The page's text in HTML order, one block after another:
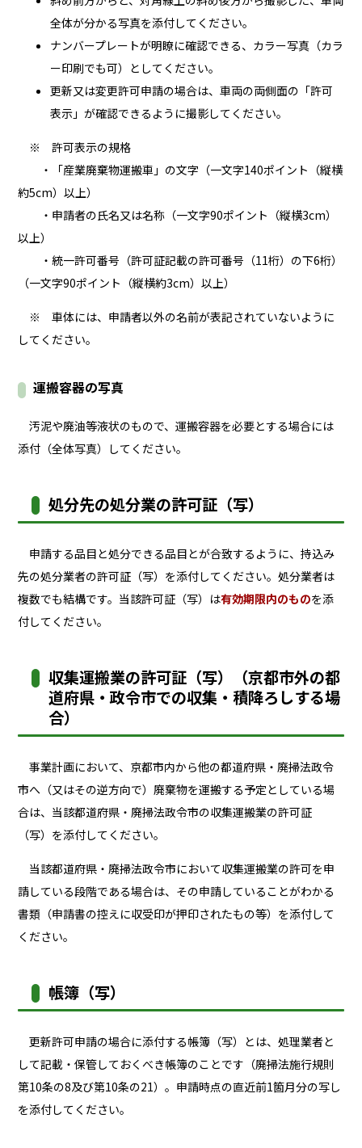
全体が分かる写真を添付してください。
ナンバープレートが明瞭に確認できる、カラー写真（カラ
ー印刷でも可）としてください。
更新又は変更許可申請の場合は、車両の両側面の「許可
表示」が確認できるように撮影してください。
※ 許可表示の規格
・「産業廃棄物運搬車」の文字（一文字140ポイント（縦横
約5cm）以上）
・申請者の氏名又は名称（一文字90ポイント（縦横3cm）
以上）
・統一許可番号（許可証記載の許可番号（11桁）の下6桁）
（一文字90ポイント（縦横約3cm）以上）
※ 車体には、申請者以外の名前が表記されていないように
してください。
運搬容器の写真
汚泥や廃油等液状のもので、運搬容器を必要とする場合には
添付（全体写真）してください。
処分先の処分業の許可証（写）
申請する品目と処分できる品目とが合致するように、持込み
先の処分業者の許可証（写）を添付してください。処分業者は
複数でも結構です。当該許可証（写）は有効期限内のものを添
付してください。
収集運搬業の許可証（写）（京都市外の都
道府県・政令市での収集・積降ろしする場
合）
事業計画において、京都市内から他の都道府県・廃掃法政令
市へ（又はその逆方向で）廃棄物を運搬する予定としている場
合は、当該都道府県・廃掃法政令市の収集運搬業の許可証
（写）を添付してください。
当該都道府県・廃掃法政令市において収集運搬業の許可を申
請している段階である場合は、その申請していることがわかる
書類（申請書の控えに収受印が押印されたもの等）を添付して
ください。
帳簿（写）
更新許可申請の場合に添付する帳簿（写）とは、処理業者と
して記載・保管しておくべき帳簿のことです（廃掃法施行規則
第10条の8及び第10条の21）。申請時点の直近前1箇月分の写し
を添付してください。